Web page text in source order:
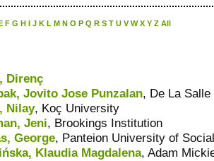
F G H I J K L M N O P Q R S T U V W X Y Z All
Direnç
Jovito Jose Punzalan, De La
Nilay, Koç University
Jeni, Brookings Institution
George, Panteion University of
Klaudia Magdalena, Adam